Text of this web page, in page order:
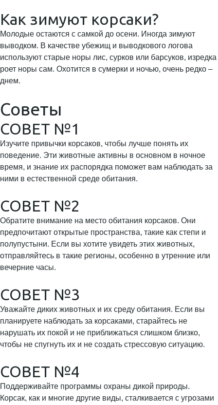
Как зимуют корсаки?
Молодые остаются с самкой до осени. Иногда зимуют
выводком. В качестве убежищ и выводкового логова
используют старые норы лис, сурков или барсуков, изредка
роет норы сам. Охотится в сумерки и ночью, очень редко –
днем.
Советы
СОВЕТ №1
Изучите привычки корсаков, чтобы лучше понять их
поведение. Эти животные активны в основном в ночное
время, и знание их распорядка поможет вам наблюдать за
ними в естественной среде обитания.
СОВЕТ №2
Обратите внимание на место обитания корсаков. Они
предпочитают открытые пространства, такие как степи и
полупустыни. Если вы хотите увидеть этих животных,
отправляйтесь в такие регионы, особенно в утренние или
вечерние часы.
СОВЕТ №3
Уважайте диких животных и их среду обитания. Если вы
планируете наблюдать за корсаками, старайтесь не
нарушать их покой и не приближаться слишком близко,
чтобы не спугнуть их и не создать стрессовую ситуацию.
СОВЕТ №4
Поддерживайте программы охраны дикой природы.
Корсак, как и многие другие виды, сталкивается с угрозами